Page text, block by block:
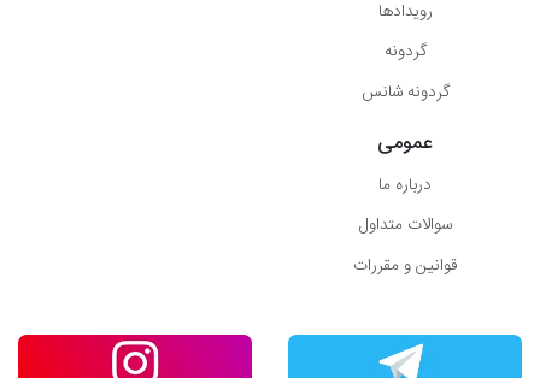
رویدادها
گردونه
گردونه شانس
عمومی
درباره ما
سوالات متداول
قوانین و مقررات